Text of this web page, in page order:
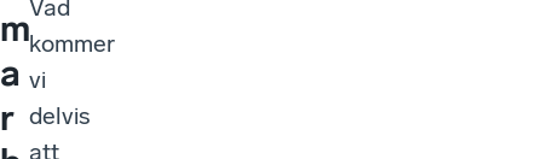
m
a
r
Vad
kommer
vi
delvis
att